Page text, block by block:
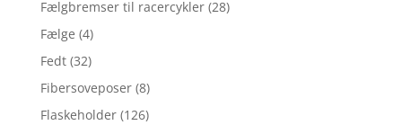
Fælgbremser til racercykler (28)
Fælge (4)
Fedt (32)
Fibersoveposer (8)
Flaskeholder (126)